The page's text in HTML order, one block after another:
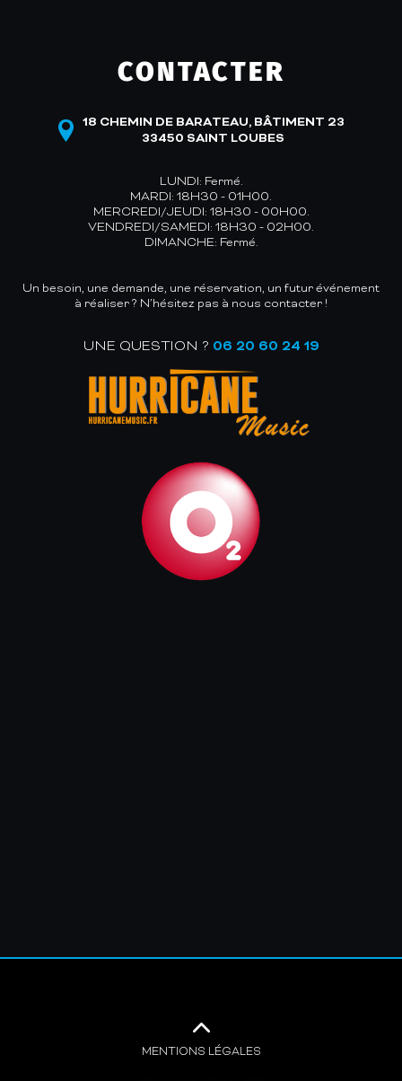
CONTACTER
18 CHEMIN DE BARATEAU, BÂTIMENT 23
33450 SAINT LOUBES
LUNDI: Fermé.
MARDI: 18H30 - 01H00.
MERCREDI/JEUDI: 18H30 - 00H00.
VENDREDI/SAMEDI: 18H30 - 02H00.
DIMANCHE: Fermé.
Un besoin, une demande, une réservation, un futur événement
à réaliser ? N’hésitez pas à nous contacter !
UNE QUESTION ? 06 20 60 24 19
MENTIONS LÉGALES